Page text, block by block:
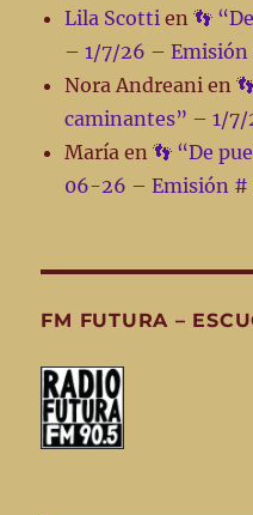
Lila Scotti en👣
– 1/7/26 –
Nora Andreani en
caminantes” – 1/
María en👣 “De
06-26 – Emisión #
FM FUTURA –